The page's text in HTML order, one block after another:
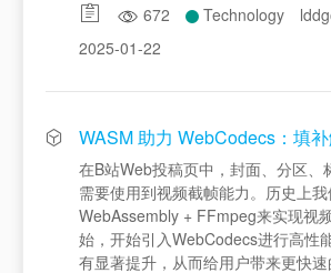
672 Technology
2025-01-22
在B站Web投稿页中，封面、分区、
需要使用到视频截帧能力。历史上
WebAssembly + FFmpeg来实现视
始，开始引入WebCodecs进行高性
有显著提升，从而给用户带来更快速